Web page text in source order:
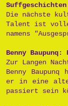
Die nächste
Talent ist
namens
Benny
Zur Langen
Benny
er in eine
passiert sein